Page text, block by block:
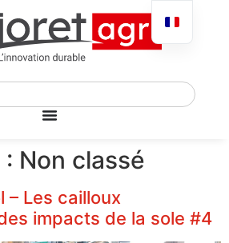
Non classé
– Les cailloux
impacts de la sole #4